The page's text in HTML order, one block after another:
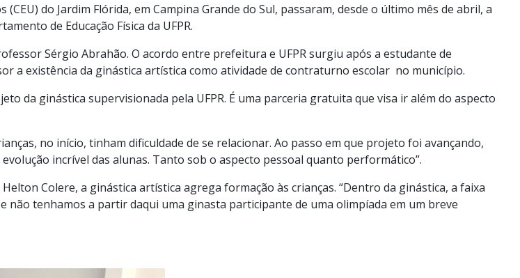
do Jardim Flórida, em Campina Grande do Sul, passaram, desde o último mês de abril, a
de Educação Física da UFPR.
Sérgio Abrahão. O acordo entre prefeitura e UFPR surgiu após a estudante de
a existência da ginástica artística como atividade de contraturno escolar no município.
da ginástica supervisionada pela UFPR. É uma parceria gratuita que visa ir além do aspecto
no início, tinham dificuldade de se relacionar. Ao passo em que projeto foi avançando,
incrível das alunas. Tanto sob o aspecto pessoal quanto performático”.
Colere, a ginástica artística agrega formação às crianças. “Dentro da ginástica, a faixa
não tenhamos a partir daqui uma ginasta participante de uma olimpíada em um breve